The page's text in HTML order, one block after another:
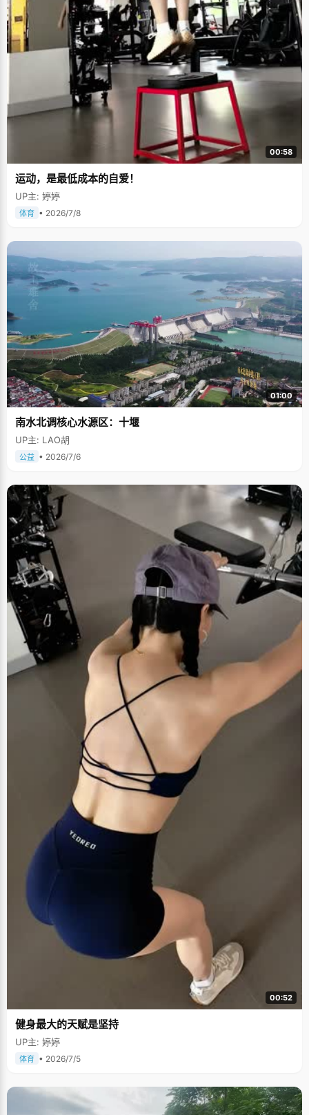
00:58
运动，是最低成本的自爱！
UP主: 婷婷
体育 • 2026/7/8
01:00
南水北调核心水源区：十堰
UP主: LAO胡
公益 • 2026/7/6
00:52
健身最大的天赋是坚持
UP主: 婷婷
体育 • 2026/7/5